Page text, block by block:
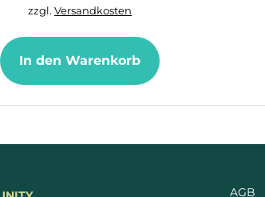
zzgl. Versandkosten
In den Warenkorb
AGB